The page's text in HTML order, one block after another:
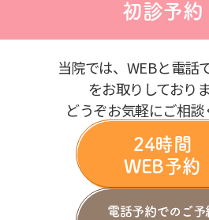
初診予約
当院では、WEBと電話
をお取りしておりま
どうぞお気軽にご相談
24時間
WEB予約
電話予約でのご予